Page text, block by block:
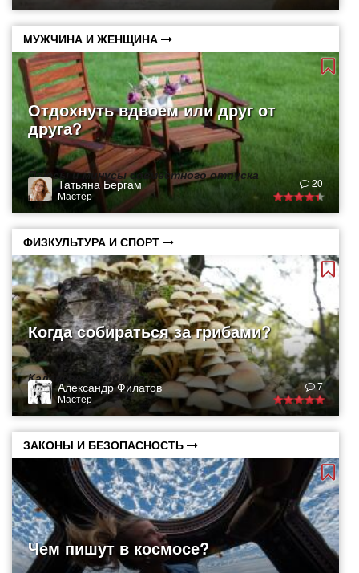
МУЖЧИНА И ЖЕНЩИНА
Отдохнуть вдвоем или друг от
друга?
Плюсы и минусы совместного отпуска
Татьяна Бергам
Мастер
20
ФИЗКУЛЬТУРА И СПОРТ
Когда собираться за грибами?
Календарь грибника
Александр Филатов
Мастер
7
ЗАКОНЫ И БЕЗОПАСНОСТЬ
Чем пишут в космосе?